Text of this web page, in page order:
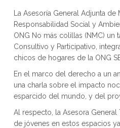
La Asesoría General Adjunta
Responsabilidad Social y
ONG No más colillas (NMC)
Consultivo y Participativo,
chicos de hogares de la ONG
En el marco del derecho a un
una charla sobre el impacto
esparcido del mundo, y del
Al respecto, la Asesora General
de jóvenes en estos espacios